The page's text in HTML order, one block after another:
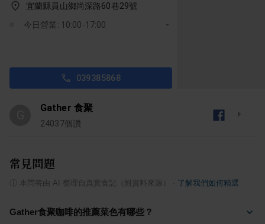
宜蘭縣員山鄉尚深路60巷29號
今日營業: 10:00-17:00
039385868
Gather 食聚
24037個讚
常見問題
本問答由 AI 整理自真實食記（附資料來源） 了解我們如何精選
Gather食聚咖啡的推薦菜色有哪些？